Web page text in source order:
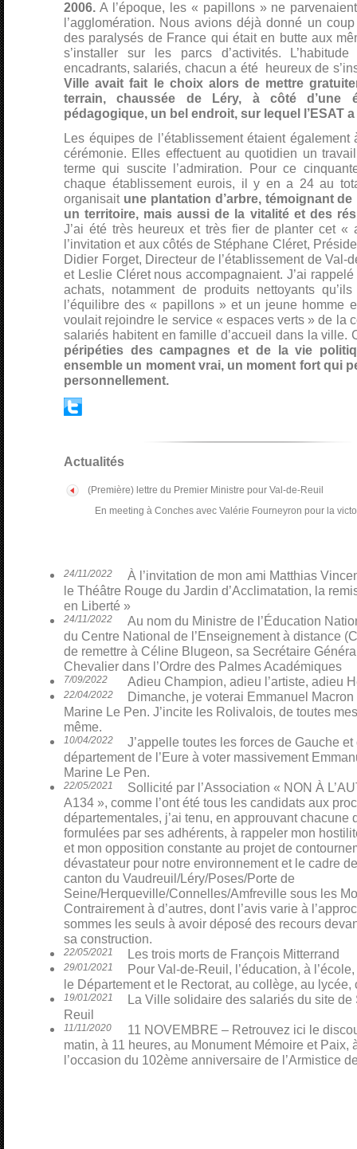
2006. A l’époque, les « papillons » ne
l’agglomération. Nous avions déjà donné un
des paralysés de France qui était en butte aux
s’installer sur les parcs d’activités.
encadrants, salariés, chacun a été heureux de
Ville avait fait le choix alors de mettre
terrain, chaussée de Léry, à côté d’une
pédagogique, un bel endroit, sur lequel l’ESAT
Les équipes de l’établissement étaient également
cérémonie. Elles effectuent au quotidien un
terme qui suscite l’admiration. Pour ce
chaque établissement eurois, il y en a 24 au
organisait une plantation d’arbre, témoignant
un territoire, mais aussi de la vitalité et des
J’ai été très heureux et très fier de planter cet «
l’invitation et aux côtés de Stéphane Cléret,
Didier Forget, Directeur de l’établissement de Val-
et Leslie Cléret nous accompagnaient. J’ai
achats, notamment de produits nettoyants
l’équilibre des « papillons » et un jeune homme
voulait rejoindre le service « espaces verts » de la
salariés habitent en famille d’accueil dans la ville.
péripéties des campagnes et de la vie
ensemble un moment vrai, un moment fort qui
personnellement.
Actualités
(Première) lettre du Premier Ministre pour Val-de-Reuil
En meeting à Conches avec Valérie Fourneyron pour la
24/11/2022
À l’invitation de mon ami Matthias
le Théâtre Rouge du Jardin d’Acclimatation, la
en Liberté »
24/11/2022
Au nom du Ministre de l’Éducation
du Centre National de l’Enseignement à distance
de remettre à Céline Blugeon, sa Secrétaire
Chevalier dans l’Ordre des Palmes Académiques
7/09/2022 Adieu Champion, adieu l’artiste, adieu
22/04/2022
Dimanche, je voterai Emmanuel
Marine Le Pen. J’incite les Rolivalois, de toutes
même.
10/04/2022
J’appelle toutes les forces de Gauche
département de l’Eure à voter massivement
Marine Le Pen.
22/05/2021
Sollicité par l’Association « NON À
A134 », comme l’ont été tous les candidats aux
départementales, j’ai tenu, en approuvant chacune
formulées par ses adhérents, à rappeler mon
et mon opposition constante au projet de
dévastateur pour notre environnement et le cadre
canton du Vaudreuil/Léry/Poses/Porte de
Seine/Herqueville/Connelles/Amfreville sous les
Contrairement à d’autres, dont l’avis varie à
sommes les seuls à avoir déposé des recours
sa construction.
22/05/2021 Les trois morts de François Mitterrand
29/01/2021
Pour Val-de-Reuil, l’éducation, à
le Département et le Rectorat, au collège, au lycée,
19/01/2021
La Ville solidaire des salariés du site de
Reuil
11/11/2020
11 NOVEMBRE – Retrouvez ici le
matin, à 11 heures, au Monument Mémoire et Paix,
l’occasion du 102ème anniversaire de l’Armistice